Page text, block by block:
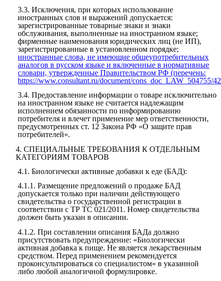
3.3.Исключения, при которых использование
иностранных слов и выражений допускается:
зарегистрированные товарные знаки и знаки
обслуживания, выполненные на иностранном языке;
фирменные наименования юридических лиц (не ИП),
зарегистрированные в установленном порядке;
иностранные слова, не имеющие общеупотребительных
аналогов в русском языке и включенные в нормативные
словари, утвержденные Правительством РФ (перечень:
https://www.consultant.ru/document/cons_doc_LAW_504755/
3.4.Предоставление информации о товаре исключительно
на иностранном языке не считается надлежащим
исполнением обязанности по информированию
потребителя и влечет применение мер ответственности,
предусмотренных ст. 12 Закона РФ «О защите прав
потребителей».
4. СПЕЦИАЛЬНЫЕ ТРЕБОВАНИЯ К ОТДЕЛЬНЫМ
КАТЕГОРИЯМ ТОВАРОВ
4.1.Биологически активные добавки к еде (БАД):
4.1.1.Размещение предложений о продаже БАД
допускается только при наличии действующего
свидетельства о государственной регистрации в
соответствии с ТР ТС 021/2011. Номер свидетельства
должен быть указан в описании.
4.1.2.При составлении описания БАДа должно
присутствовать предупреждение: «Биологически
активная добавка к пище. Не является лекарственным
средством. Перед применением рекомендуется
проконсультироваться со специалистом» в указанной
либо любой аналогичной формулировке.